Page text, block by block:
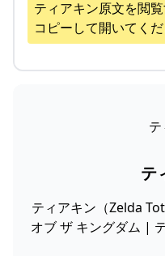
ティアキン原文を閲
コピーして開いてくだ
テ
ティアキン（Zelda
オブ ザ キングダム |